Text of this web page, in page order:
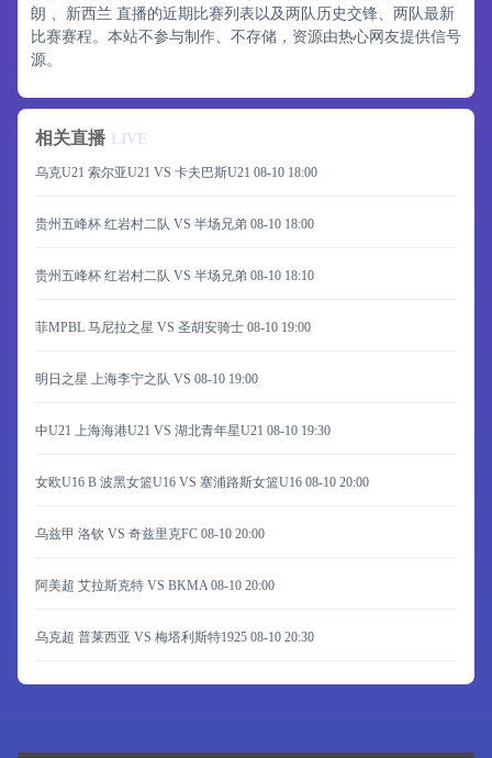
朗 、新西兰 直播的近期比赛列表以及两队历史交锋、两队最新
比赛赛程。本站不参与制作、不存储，资源由热心网友提供信号
源。
相关直播 LIVE
乌克U21 索尔亚U21 VS 卡夫巴斯U21 08-10 18:00
贵州五峰杯 红岩村二队 VS 半场兄弟 08-10 18:00
贵州五峰杯 红岩村二队 VS 半场兄弟 08-10 18:10
菲MPBL 马尼拉之星 VS 圣胡安骑士 08-10 19:00
明日之星 上海李宁之队 VS 08-10 19:00
中U21 上海海港U21 VS 湖北青年星U21 08-10 19:30
女欧U16 B 波黑女篮U16 VS 塞浦路斯女篮U16 08-10 20:00
乌兹甲 洛钦 VS 奇兹里克FC 08-10 20:00
阿美超 艾拉斯克特 VS BKMA08-10 20:00
乌克超 普莱西亚 VS 梅塔利斯特1925 08-10 20:30